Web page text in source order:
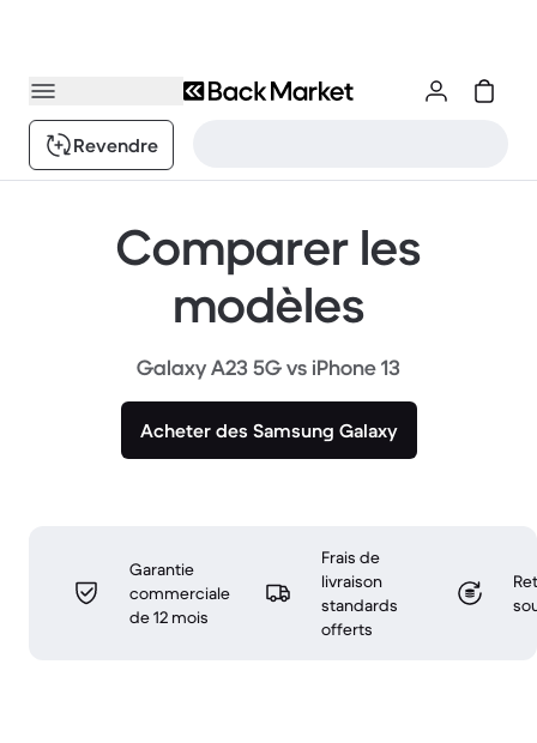
Revendre
Comparer les
modèles
Galaxy A23 5G vs iPhone 13
Acheter des Samsung Galaxy
Garantie
commerciale
de 12 mois
Frais de
livraison
standards
offerts